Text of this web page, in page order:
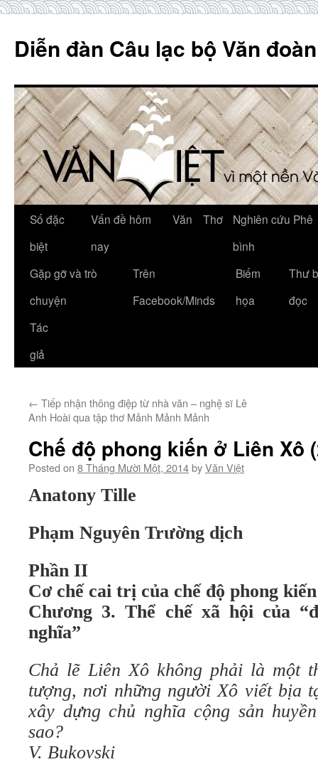
content
Diễn đàn Câu lạc bộ Văn
Số đặc
biệt
Vấn đề hôm
nay
Văn Thơ
Nghiên cứu Phê
bình
Gặp gỡ và trò
chuyện
Trên
Facebook/Minds
Biếm
họa
Thư
đọc
Tác
giả
← Tiếp nhận thông điệp từ nhà văn – nghệ sĩ Lê
Anh Hoài qua tập thơ Mảnh Mảnh Mảnh
Chế độ phong kiến ở Liên Xô
Posted on 8 Tháng Mười Một, 2014byVăn Việt
Anatony Tille
Phạm Nguyên Trường dịch
Phần II
Cơ chế cai trị của chế độ phong kiến
Chương 3. Thể chế xã hội của
nghĩa”
Chả lẽ Liên Xô không phải là một
tượng, nơi những người Xô viết bịa
xây dựng chủ nghĩa cộng sản
sao?
V. Bukovski